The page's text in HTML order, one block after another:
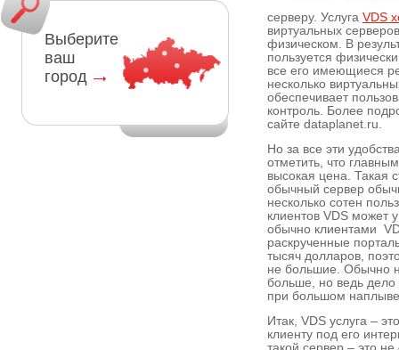
Выберите
ваш
город
серверу. Услуга VDS
виртуальных
физическом. В
пользуется
все его имеющиеся
несколько
обеспечивает
контроль. Более
сайте dataplanet.ru.
Но за все эти
отметить, что
высокая цена. Такая
обычный сервер
несколько сотен
клиентов VDS может
обычно клиентами
раскрученные
тысяч долларов,
не большие. Обычно
больше, но ведь дело
при большом
Итак, VDS услуга –
клиенту под его